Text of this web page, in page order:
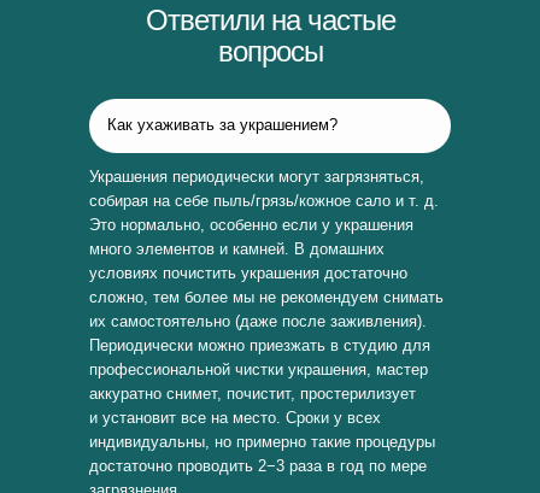
Ответили на частые
вопросы
Как ухаживать за украшением?
Украшения периодически могут загрязняться,
собирая на себе пыль/грязь/кожное сало и т. д.
Это нормально, особенно если у украшения
много элементов и камней. В домашних
условиях почистить украшения достаточно
сложно, тем более мы не рекомендуем снимать
их самостоятельно (даже после заживления).
Периодически можно приезжать в студию для
профессиональной чистки украшения, мастер
аккуратно снимет, почистит, простерилизует
и установит все на место. Сроки у всех
индивидуальны, но примерно такие процедуры
достаточно проводить 2−3 раза в год по мере